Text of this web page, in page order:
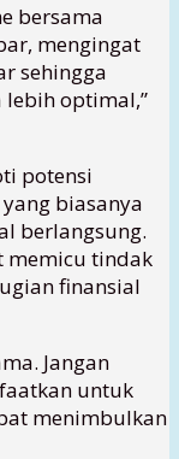
bersama
mengingat
sehingga
lebih optimal,”
potensi
biasanya
berlangsung.
memicu tindak
finansial
Jangan
untuk
menimbulkan